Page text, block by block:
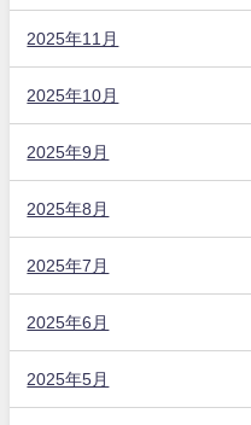
2025年11月
2025年10月
2025年9月
2025年8月
2025年7月
2025年6月
2025年5月